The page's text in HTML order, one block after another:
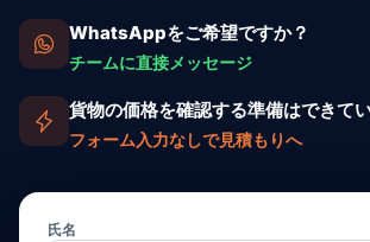
WhatsAppをご希望ですか？
チームに直接メッセージ
貨物の価格を確認する準備はできて
フォーム入力なしで見積もりへ
氏名